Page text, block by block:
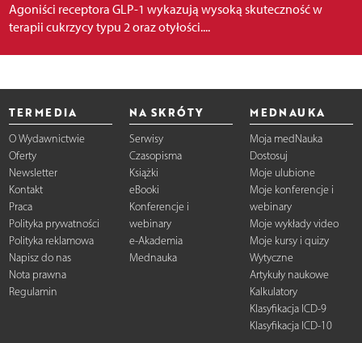
Agoniści receptora GLP-1 wykazują wysoką skuteczność w
terapii cukrzycy typu 2 oraz otyłości....
TERMEDIA
O Wydawnictwie
Oferty
Newsletter
Kontakt
Praca
Polityka prywatności
Polityka reklamowa
Napisz do nas
Nota prawna
Regulamin
NA SKRÓTY
Serwisy
Czasopisma
Książki
eBooki
Konferencje i
webinary
e-Akademia
Mednauka
MEDNAUKA
Moja medNauka
Dostosuj
Moje ulubione
Moje konferencje i
webinary
Moje wykłady video
Moje kursy i quizy
Wytyczne
Artykuły naukowe
Kalkulatory
Klasyfikacja ICD-9
Klasyfikacja ICD-10